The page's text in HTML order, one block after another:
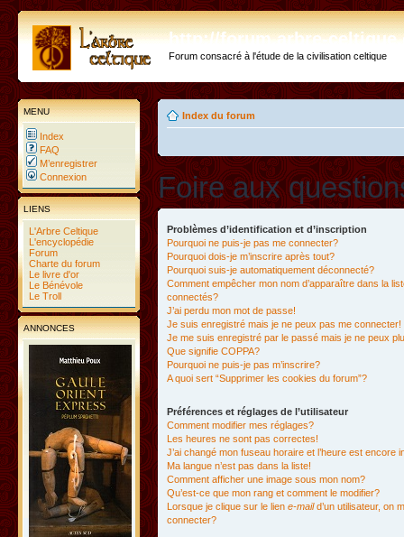
http://forum.arbre-
Forum consacré à l'étude de la civilisation celtique
MENU
Index
FAQ
M’enregistrer
Connexion
LIENS
L'Arbre Celtique
L'encyclopédie
Forum
Charte du forum
Le livre d'or
Le Bénévole
Le Troll
ANNONCES
Index du forum
Foire aux
Problèmes d’identification et d’inscription
Pourquoi ne puis-je pas me connecter?
Pourquoi dois-je m’inscrire après tout?
Pourquoi suis-je automatiquement déconnecté?
Comment empêcher mon nom d’apparaître dans la
connectés?
J’ai perdu mon mot de passe!
Je suis enregistré mais je ne peux pas me connecter!
Je me suis enregistré par le passé mais je ne peux
Que signifie COPPA?
Pourquoi ne puis-je pas m’inscrire?
A quoi sert “Supprimer les cookies du forum”?
Préférences et réglages de l’utilisateur
Comment modifier mes réglages?
Les heures ne sont pas correctes!
J’ai changé mon fuseau horaire et l’heure est encore
Ma langue n’est pas dans la liste!
Comment afficher une image sous mon nom?
Qu’est-ce que mon rang et comment le modifier?
Lorsque je clique sur le lien e-maild’un utilisateur, on
connecter?